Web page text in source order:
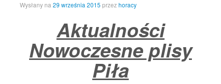
Wysłany na 29 września 2015 przezhoracy
Aktualności
Nowoczesne plisy
Piła